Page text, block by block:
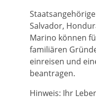
Salvador,
Marino können
familiären
einreisen und
beantragen.
Hinweis: Ihr